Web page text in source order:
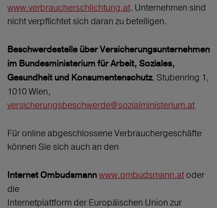
www.verbraucherschlichtung.at. Unternehmen sind
nicht verpflichtet sich daran zu beteiligen.
Beschwerdestelle über Versicherungsunternehmen
im Bundesministerium für Arbeit, Soziales,
Gesundheit und Konsumentenschutz, Stubenring 1,
1010 Wien,
versicherungsbeschwerde@sozialministerium.at
Für online abgeschlossene Verbrauchergeschäfte
können Sie sich auch an den
Internet Ombudsmannwww.ombudsmann.at oder
die
Internetplattform der Europäischen Union zur